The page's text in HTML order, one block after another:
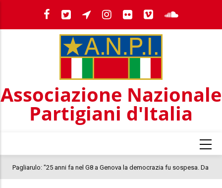
contenuto
Associazione Nazionale
Partigiani d'Italia
Pagliarulo: "25 anni fa nel G8 a Genova la democrazia fu sospesa. Da